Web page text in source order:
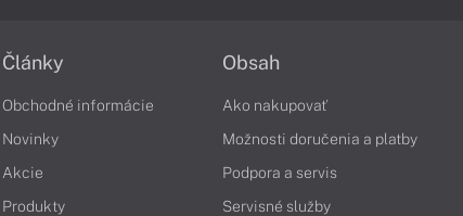
Články
Obchodné informácie
Novinky
Akcie
Produkty
Obsah
Ako nakupovať
Možnosti doručenia a platby
Podpora a servis
Servisné služby